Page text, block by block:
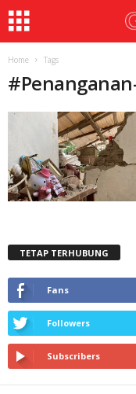
Home Tags
#
TETAP TERHUBUNG
Fans
Followers
Subscribers